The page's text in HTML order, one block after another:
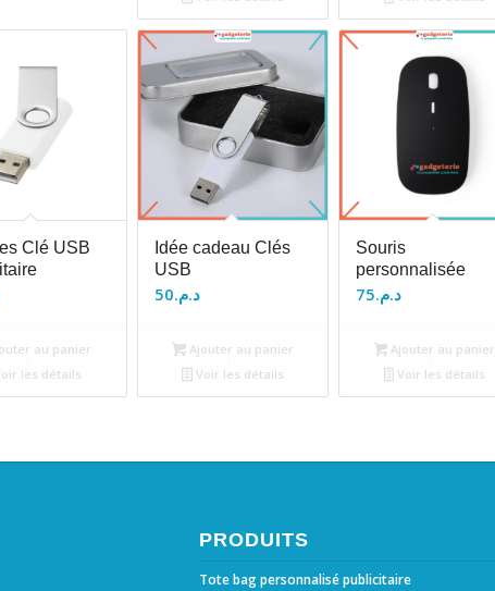
Clé USB
au panier
les détails
Idée cadeau Clés
USB
د.م.50
Ajouter au panier
Voir les détails
Souris
personnalisée
د.م.75
Ajouter au panier
Voir les détails
PRODUITS
Tote bag personnalisé publicitaire